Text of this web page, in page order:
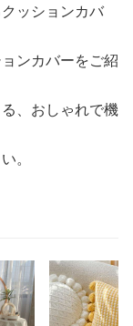
ッションカバ
ンカバーをご紹
、おしゃれで機
。